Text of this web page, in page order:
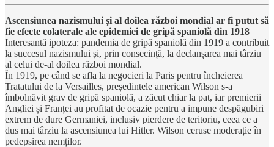
Ascensiunea nazismului și al doilea război mondial ar fi putut să
fie efecte colaterale ale epidemiei de gripă spaniolă din 1918
Interesantă ipoteza: pandemia de gripă spaniolă din 1919 a contribuit
la succesul nazismului și, prin consecință, la declanșarea mai târziu
al celui de-al doilea război mondial.
În 1919, pe când se afla la negocieri la Paris pentru încheierea
Tratatului de la Versailles, președintele american Wilson s-a
îmbolnăvit grav de gripă spaniolă, a zăcut chiar la pat, iar premierii
Angliei și Franței au profitat de ocazie pentru a impune despăgubiri
extrem de dure Germaniei, inclusiv pierdere de teritoriu, ceea ce a
dus mai târziu la ascensiunea lui Hitler. Wilson ceruse moderație în
pedepsirea nemților.